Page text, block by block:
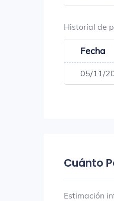
Historial de
Fecha
05/11/
Cuánto
Estimación